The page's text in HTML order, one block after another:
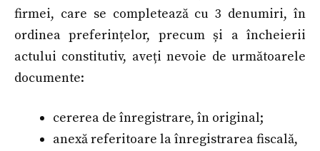
firmei, care se completează cu 3 denumiri, în
ordinea preferințelor, precum și a încheierii
actului constitutiv, aveți nevoie de următoarele
documente:
cererea de înregistrare, în original;
anexă referitoare la înregistrarea fiscală,